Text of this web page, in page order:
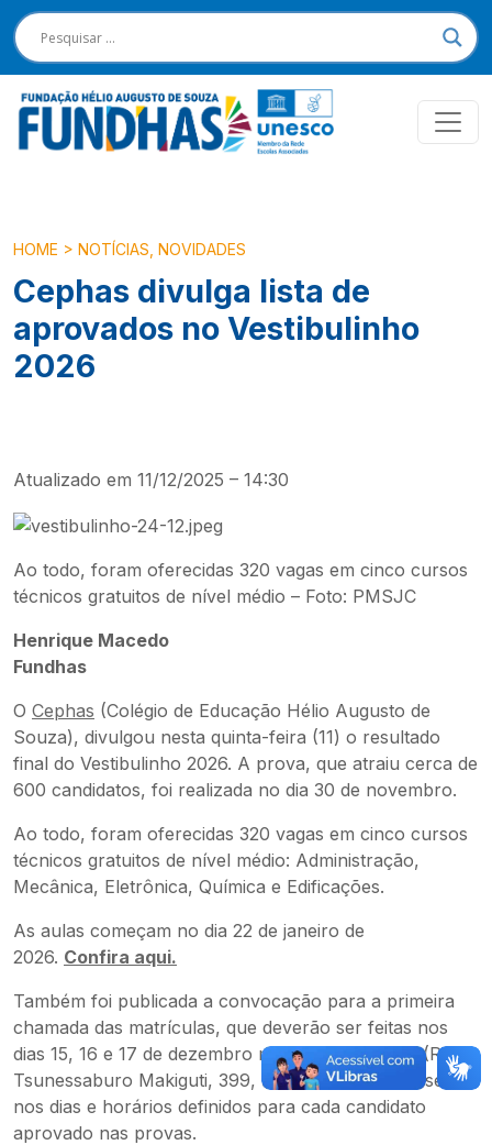
HOME > NOTÍCIAS NOVIDADES
Cephas divulga lista de
aprovados no Vestibulinho
2026
Atualizado em 11/12/2025 – 14:30
Ao todo, foram oferecidas 320 vagas em cinco cursos
técnicos gratuitos de nível médio – Foto: PMSJC
Henrique Macedo
Fundhas
O Cephas (Colégio de Educação Hélio Augusto de
Souza), divulgou nesta quinta-feira (11) o resultado
final do Vestibulinho 2026. A prova, que atraiu cerca de
600 candidatos, foi realizada no dia 30 de novembro.
Ao todo, foram oferecidas 320 vagas em cinco cursos
técnicos gratuitos de nível médio: Administração,
Mecânica, Eletrônica, Química e Edificações.
As aulas começam no dia 22 de janeiro de
2026. Confira aqui.
Também foi publicada a convocação para a primeira
chamada das matrículas, que deverão ser feitas nos
dias 15, 16 e 17 de dezembro na sede do Cephas (Rua
Tsunessaburo Makiguti, 399, Floradas de São José),
nos dias e horários definidos para cada candidato
aprovado nas provas.